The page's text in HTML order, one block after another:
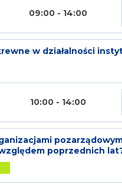
09:00 - 14:00
w działalności
10:00 - 14:00
poprzednich